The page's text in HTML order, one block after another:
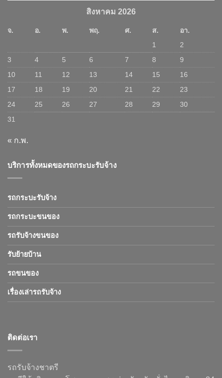
สิงหาคม 2026
จ. อ. พ. พฤ. ศ. ส.
อา.
1
2
3
4 5 6 7 8
9
10
11 12 13 14 15
16
17
18 19 20 21 22
23
24
25 26 27 28 29
30
31
« ก.พ.
บริการทั้งหมดของรถกระบะรับจ้าง
รถกระบะรับจ้าง
รถกระบะขนของ
รถรับจ้างขนของ
รับย้ายบ้าน
รถขนของ
เรื่องเล่ารถรับจ้าง
ติดต่อเรา
รถรับจ้างชาตรี